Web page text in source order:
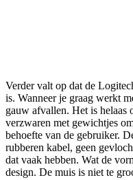
Verder valt op dat de
is. Wanneer je graag werkt
gauw afvallen. Het is helaas
verzwaren met gewichtjes
behoefte van de gebruiker.
rubberen kabel, geen
dat vaak hebben. Wat de
design. De muis is niet te